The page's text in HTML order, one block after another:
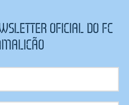
OFICIAL DO FC